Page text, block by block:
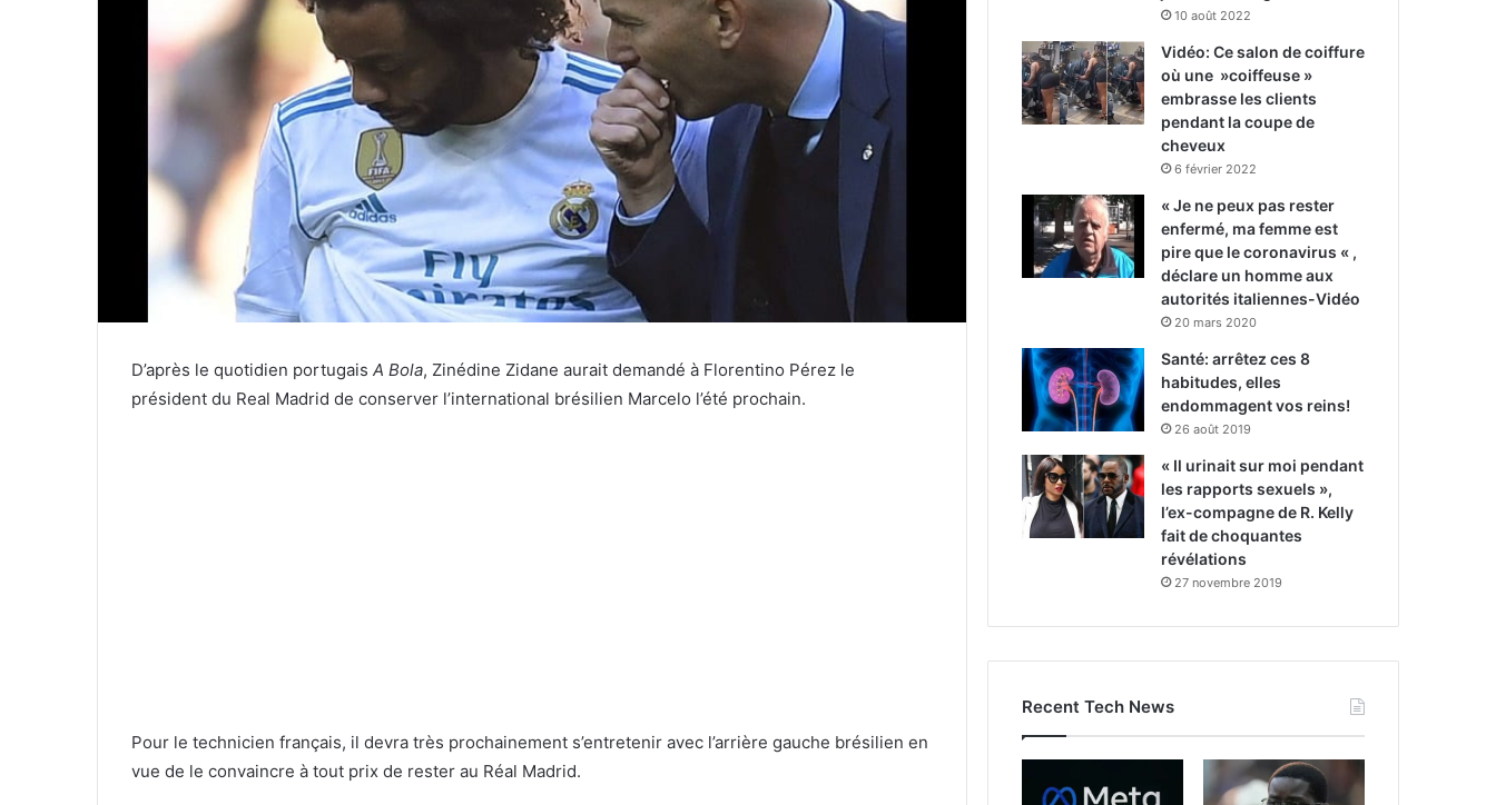
D’après le quotidien portugais A Bola, Zinédine Zidane aurait demandé à Florentino Pérez le
président du Real Madrid de conserver l’international brésilien Marcelo l’été prochain.
Pour le technicien français, il devra très prochainement s’entretenir avec l’arrière gauche brésilien en
vue de le convaincre à tout prix de rester au Réal Madrid.
10 août 2022
Vidéo: Ce salon de coiffure
où une »coiffeuse »
embrasse les clients
pendant la coupe de
cheveux
6 février 2022
« Je ne peux pas rester
enfermé, ma femme est
pire que le coronavirus « ,
déclare un homme aux
autorités italiennes-Vidéo
20 mars 2020
Santé: arrêtez ces 8
habitudes, elles
endommagent vos reins!
26 août 2019
« Il urinait sur moi pendant
les rapports sexuels »,
l’ex-compagne de R. Kelly
fait de choquantes
révélations
27 novembre 2019
Recent Tech News